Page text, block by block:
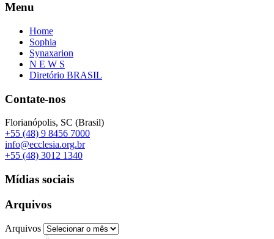
Menu
Home
Sophia
Synaxarion
N E W S
Diretório BRASIL
Contate-nos
Florianópolis, SC (Brasil)
+55 (48) 9 8456 7000
info@ecclesia.org.br
+55 (48) 3012 1340
Mídias sociais
Arquivos
Arquivos